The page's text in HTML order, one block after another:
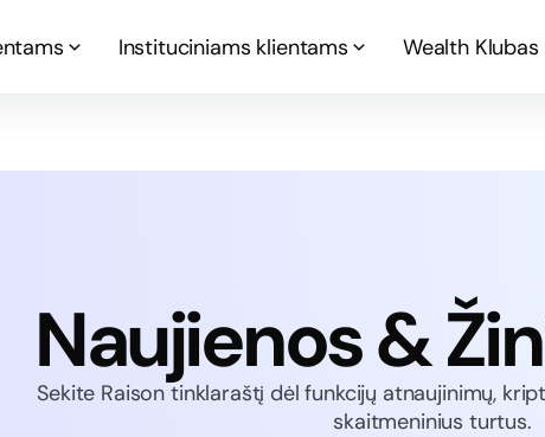
Instituciniams klientams Wealth Klubas
Naujienos &
Sekite Raison tinklaraštį dėl funkcijų atnaujinimų,
skaitmeninius turtus.